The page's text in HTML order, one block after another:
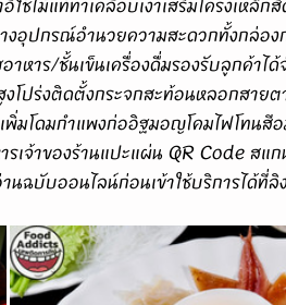
งอุปกรณ์อำนวยความสะดวกทั้งกล่อ
หาร/ชั้นเข็นเครื่องดื่มรองรับลูกค้าไ
โปร่งติดตั้งกระจกสะท้อนหลอกสาย
มโดมกำแพงก่ออิฐมอญโคมไฟโทนสีอ
จ้าของร้านแปะแผ่น QR Code สแ
ฉบับออนไลน์ก่อนเข้าใช้บริการได้ที่ลิ